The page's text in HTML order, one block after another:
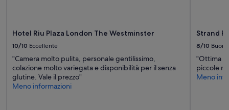
Hotel Riu Plaza London The Westminster
10/10 Eccellente
"Camera molto pulita, personale gentilissimo,
colazione molto variegata e disponibilità per il senza
glutine. Vale il prezzo"
Meno informazioni
Strand
8/10 Buono
"Ottima
piccole
Meno